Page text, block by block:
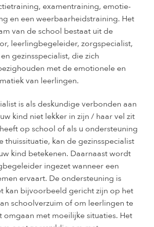
examentraining, emotie-
en een weerbaarheidstraining. Het
van de school bestaat uit de
leerlingbegeleider, zorgspecialist,
gezinsspecialist, die zich
met de emotionele en
van leerlingen.
is als deskundige verbonden aan
kind niet lekker in zijn / haar vel zit
op school of als u ondersteuning
thuissituatie, kan de gezinsspecialist
kind betekenen. Daarnaast wordt
ingezet wanneer een
ervaart. De ondersteuning is
kan bijvoorbeeld gericht zijn op het
schoolverzuim of om leerlingen te
omgaan met moeilijke situaties. Het